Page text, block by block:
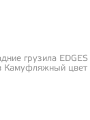
грузила
цвет